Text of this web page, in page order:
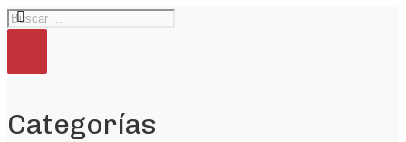
Categorías